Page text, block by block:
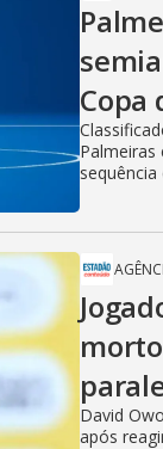
Copa
sequência
David
após